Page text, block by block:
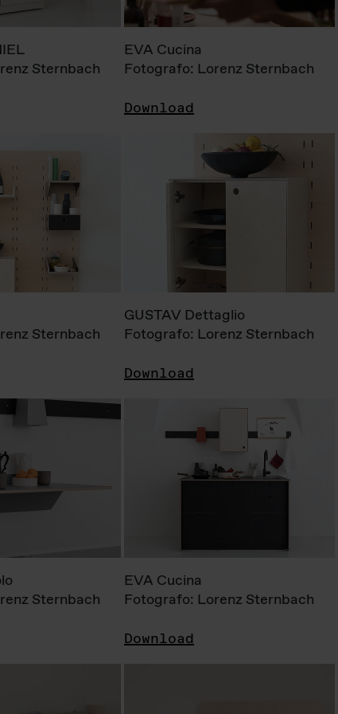
Sternbach
EVA Cucina
Fotografo: Lorenz Sternbach
Download
Sternbach
GUSTAV Dettaglio
Fotografo: Lorenz Sternbach
Download
Sternbach
EVA Cucina
Fotografo: Lorenz Sternbach
Download